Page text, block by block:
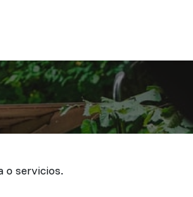
o servicios.